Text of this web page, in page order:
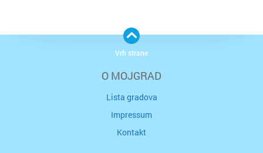
O MOJGRAD
Lista gradova
Impressum
Kontakt
Vrh strane